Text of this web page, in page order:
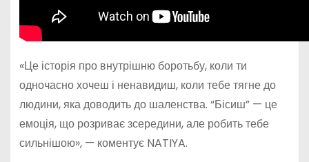
«Це історія про внутрішню боротьбу, коли ти
одночасно хочеш і ненавидиш, коли тебе тягне до
людини, яка доводить до шаленства. “Бісиш” — це
емоція, що розриває зсередини, але робить тебе
сильнішою», — коментує NATIYA.